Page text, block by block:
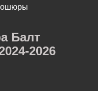
Балт
2026